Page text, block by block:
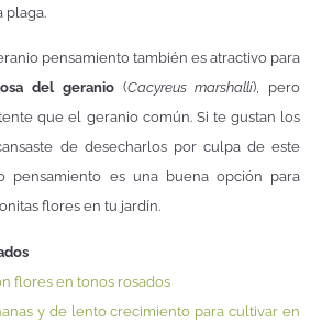
plaga.
pensamiento también es atractivo para
del geranio(Cacyreus marshalli), pero
que el geranio común. Si te gustan los
de desecharlos por culpa de este
pensamiento es una buena opción para
flores en tu jardín.
flores en tonos rosados
y de lento crecimiento para cultivar en